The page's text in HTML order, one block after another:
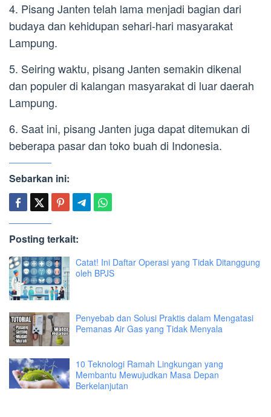
4. Pisang Janten telah lama menjadi bagian dari
budaya dan kehidupan sehari-hari masyarakat
Lampung.
5. Seiring waktu, pisang Janten semakin dikenal
dan populer di kalangan masyarakat di luar daerah
Lampung.
6. Saat ini, pisang Janten juga dapat ditemukan di
beberapa pasar dan toko buah di Indonesia.
Sebarkan ini:
Posting terkait:
Catat! Ini Daftar Operasi yang Tidak Ditanggung
oleh BPJS
Penyebab dan Solusi Praktis dalam Mengatasi
Pemanas Air Gas yang Tidak Menyala
10 Teknologi Ramah Lingkungan yang
Membantu Mewujudkan Masa Depan
Berkelanjutan